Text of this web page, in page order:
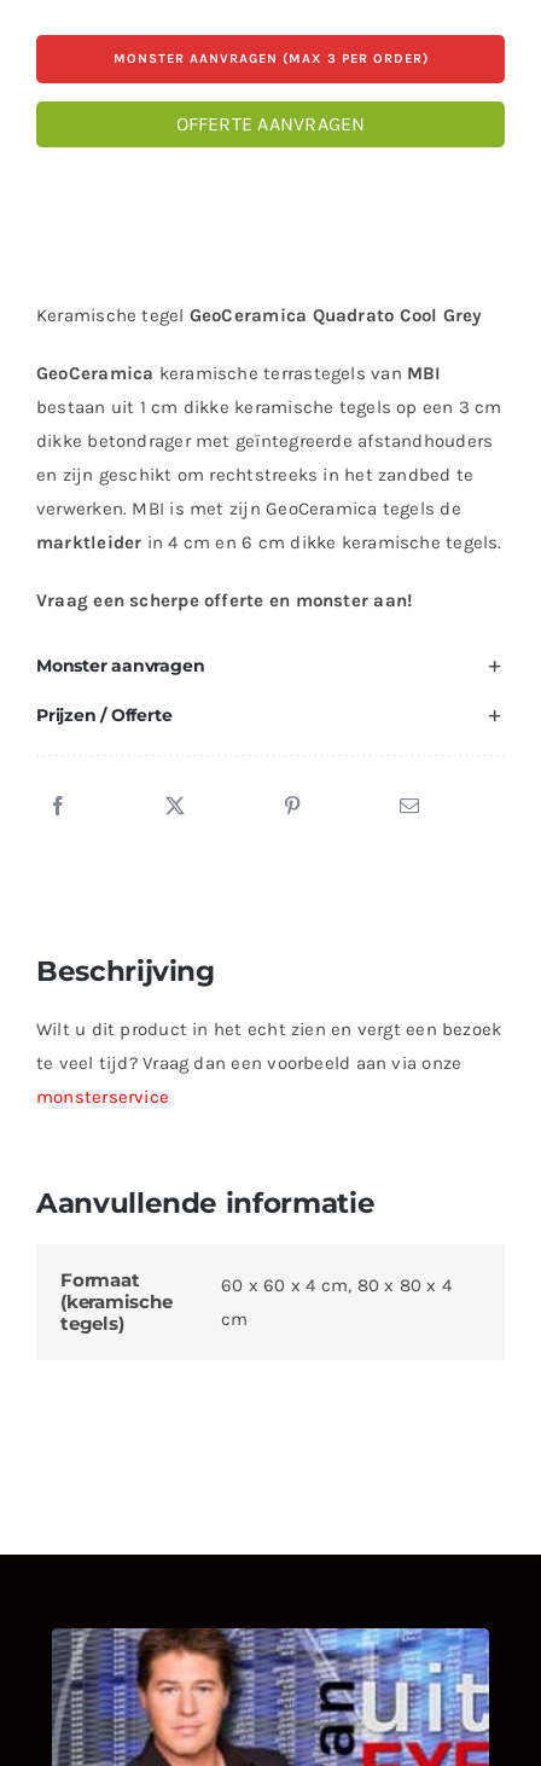
MONSTER AANVRAGEN (MAX 3 PER ORDER)
OFFERTE AANVRAGEN
Keramische tegel GeoCeramica Quadrato Cool Grey
GeoCeramica keramische terrastegels van MBI
bestaan uit 1 cm dikke keramische tegels op een 3 cm
dikke betondrager met geïntegreerde afstandhouders
en zijn geschikt om rechtstreeks in het zandbed te
verwerken. MBI is met zijn GeoCeramica tegels de
marktleider in 4 cm en 6 cm dikke keramische tegels.
Vraag een scherpe offerte en monster aan!
Monster aanvragen
Prijzen / Offerte
Beschrijving
Wilt u dit product in het echt zien en vergt een bezoek
te veel tijd? Vraag dan een voorbeeld aan via onze
monsterservice
Aanvullende informatie
Formaat
(keramische
tegels)
60 x 60 x 4 cm, 80 x 80 x 4
cm
UITSTEL VAN EXECUTIE
Bekijk hier de fragmenten van de deelname
van Bricks and Stones aan dit programma.